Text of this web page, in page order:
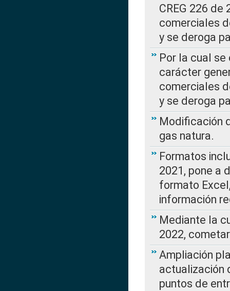
CREG 226
comerciales
y se deroga
Por la cual
carácter
comerciales
y se deroga
Modificación
gas natura.
Formatos
2021, pone a
formato
información
Mediante la
2022,
Ampliación
actualización
puntos de